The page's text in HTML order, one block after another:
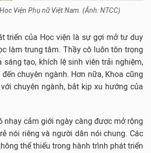
Viện Phụ nữ Việt Nam. (Ảnh: NTCC)
triển của Học viện là sự gợi mở tư duy
làm trung tâm. Thầy cô luôn tôn trọng
tạo, khích lệ sinh viên trải nghiệm,
chuyên ngành. Hơn nữa, Khoa cũng
chuyên ngành, bắt kịp xu hướng của
nhạy cảm giới ngày càng được mở rộng
nói riêng và người dân nói chung. Các
thể thiếu trong hành trình phát triển